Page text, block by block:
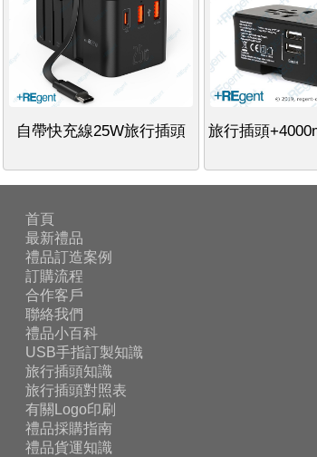
自帶快充線25W旅行插頭
首頁
最新禮品
禮品訂造案例
訂購流程
合作客戶
聯絡我們
禮品小百科
USB手指訂製知識
旅行插頭知識
旅行插頭對照表
有關Logo印刷
禮品採購指南
禮品貨運知識